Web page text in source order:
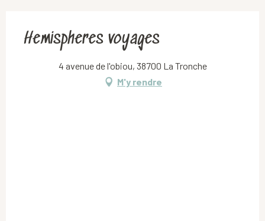
Hemispheres voyages
4 avenue de l'obiou, 38700 La Tronche
M'y rendre